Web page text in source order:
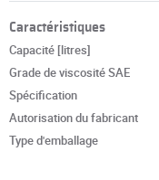
Caractéristiques
Capacité [litres]
Grade de viscosité SAE
Spécification
Autorisation du fabricant
Type d'emballage